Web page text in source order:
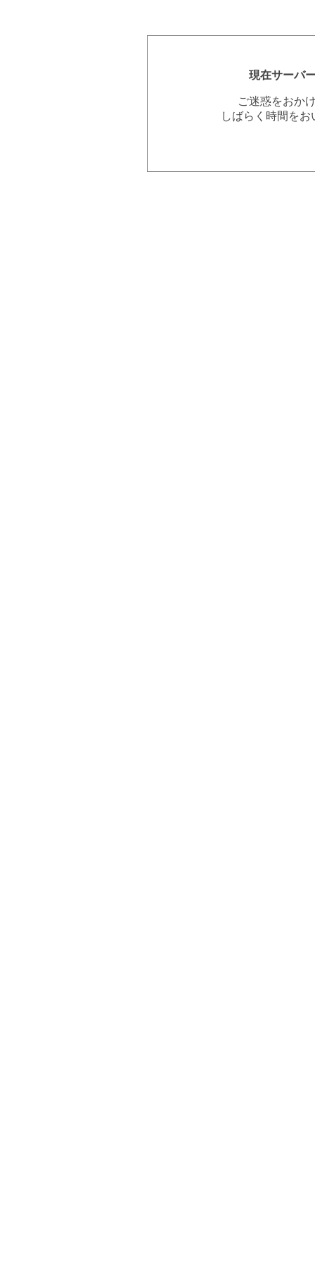
現在サーバ
ご迷惑をおか
しばらく時間を